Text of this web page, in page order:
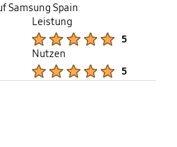
Samsung Spain
Leistung
5
Nutzen
5